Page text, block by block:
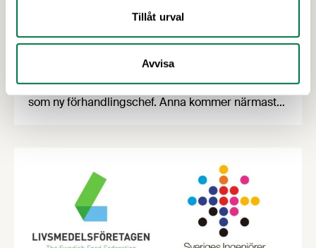
Tillåt urval
Avvisa
Anna Romare ny förhandlingschef på
Livsmedelsföretagen –
Livsmedelsföretagen
Livsmedelsföretagen har anställt Anna Romare
som ny förhandlingschef. Anna kommer närmast